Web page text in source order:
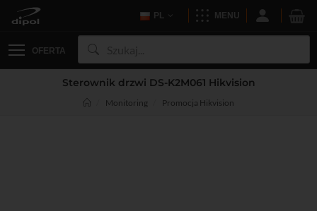
PL MENU
OFERTA
Sterownik drzwi DS-K2M061 Hikvision
Monitoring Promocja Hikvision